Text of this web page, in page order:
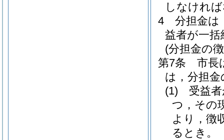
しなけれ
4
分担金は
益者が一
(分担金の
第7条
市長
は，分担
(1)
受益
つ，その
より，徴
るとき。